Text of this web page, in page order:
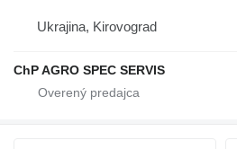
Ukrajina, Kirovograd
ChP AGRO SPEC SERVIS